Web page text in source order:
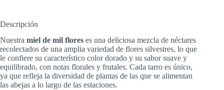
Descripción
Nuestra miel de mil flores es una deliciosa mezcla de néctares
recolectados de una amplia variedad de flores silvestres, lo que
le confiere su característico color dorado y su sabor suave y
equilibrado, con notas florales y frutales. Cada tarro es único,
ya que refleja la diversidad de plantas de las que se alimentan
las abejas a lo largo de las estaciones.